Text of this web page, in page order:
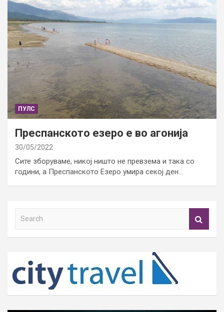
ПУЛС
Преспанското езеро е во агонија
30/05/2022
Сите зборуваме, никој ништо не превзема и така со
години, а Преспанското Езеро умира секој ден…
h